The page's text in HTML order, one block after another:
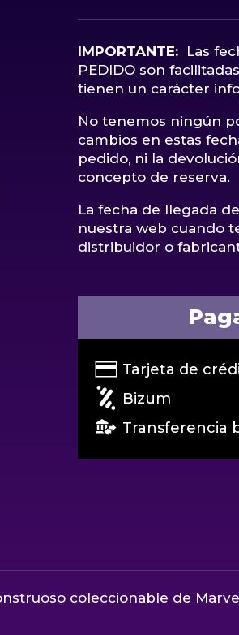
IMPORTANTE: Las
PEDIDO son
tienen un carácter
No tenemos ningún
cambios en estas
pedido, ni la
concepto de reserva.
La fecha de llegada
nuestra web cuando
distribuidor o
Tarjeta de
Bizum
Transferencia
coleccionable de